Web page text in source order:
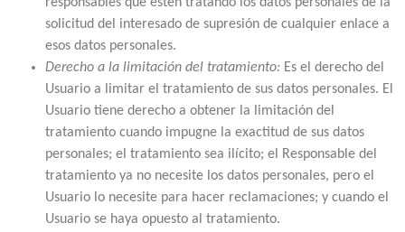
solicitud del interesado de supresión de cualquier enlace a
esos datos personales.
Derecho a la limitación del tratamiento: Es el derecho del
Usuario a limitar el tratamiento de sus datos personales. El
Usuario tiene derecho a obtener la limitación del
tratamiento cuando impugne la exactitud de sus datos
personales; el tratamiento sea ilícito; el Responsable del
tratamiento ya no necesite los datos personales, pero el
Usuario lo necesite para hacer reclamaciones; y cuando el
Usuario se haya opuesto al tratamiento.